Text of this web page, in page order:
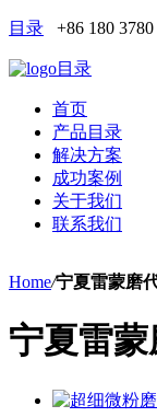
目录 +86 180 3780
目录
首页
产品目录
解决方案
成功案例
关于我们
联系我们
Home/宁夏雷蒙磨
宁夏雷